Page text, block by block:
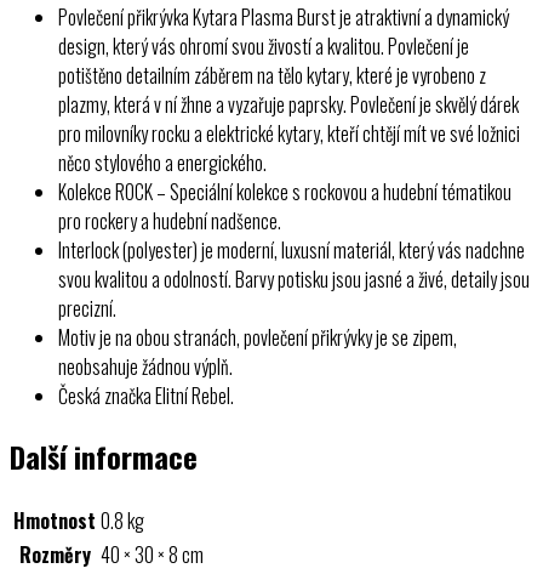
Povlečení přikrývka Kytara Plasma Burst je atraktivní a dynamický
design, který vás ohromí svou živostí a kvalitou. Povlečení je
potištěno detailním záběrem na tělo kytary, které je vyrobeno z
plazmy, která v ní žhne a vyzařuje paprsky. Povlečení je skvělý dárek
pro milovníky rocku a elektrické kytary, kteří chtějí mít ve své ložnici
něco stylového a energického.
Kolekce ROCK – Speciální kolekce s rockovou a hudební tématikou
pro rockery a hudební nadšence.
Interlock (polyester) je moderní, luxusní materiál, který vás nadchne
svou kvalitou a odolností. Barvy potisku jsou jasné a živé, detaily jsou
precizní.
Motiv je na obou stranách, povlečení přikrývky je se zipem,
neobsahuje žádnou výplň.
Česká značka Elitní Rebel.
Další informace
Hmotnost 0.8 kg
Rozměry 40 × 30 × 8 cm